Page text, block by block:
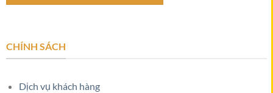
CHÍNH SÁCH
Dịch vụ khách hàng